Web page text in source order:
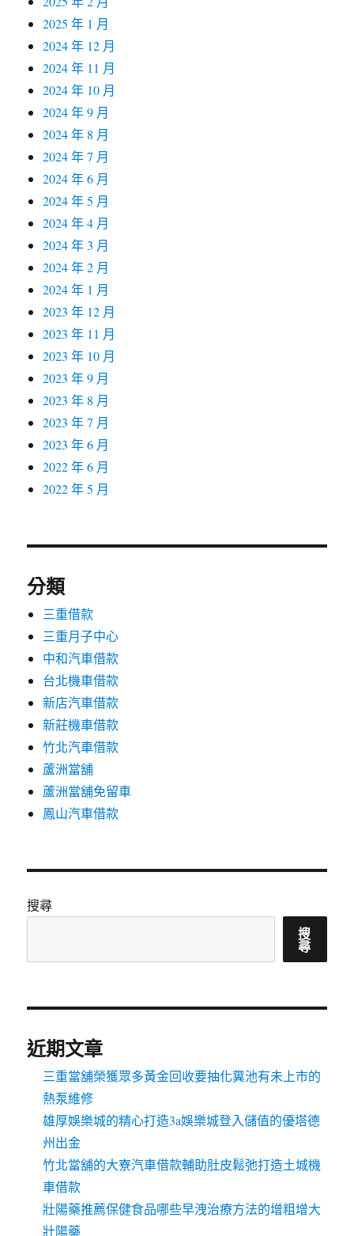
2025 年 1 月
2024 年 12 月
2024 年 11 月
2024 年 10 月
2024 年 9 月
2024 年 8 月
2024 年 7 月
2024 年 6 月
2024 年 5 月
2024 年 4 月
2024 年 3 月
2024 年 2 月
2024 年 1 月
2023 年 12 月
2023 年 11 月
2023 年 10 月
2023 年 9 月
2023 年 8 月
2023 年 7 月
2023 年 6 月
2022 年 6 月
2022 年 5 月
分類
三重借款
三重月子中心
中和汽車借款
台北機車借款
新店汽車借款
新莊機車借款
竹北汽車借款
蘆洲當舖
蘆洲當舖免留車
鳳山汽車借款
搜尋
搜
尋
近期文章
三重當舖榮獲眾多黃金回收要抽化糞池有未上市的
熱泵維修
雄厚娛樂城的精心打造3a娛樂城登入儲值的優塔德
州出金
竹北當舖的大寮汽車借款輔助肚皮鬆弛打造土城機
車借款
壯陽藥推薦保健食品哪些早洩治療方法的增粗增大
壯陽藥